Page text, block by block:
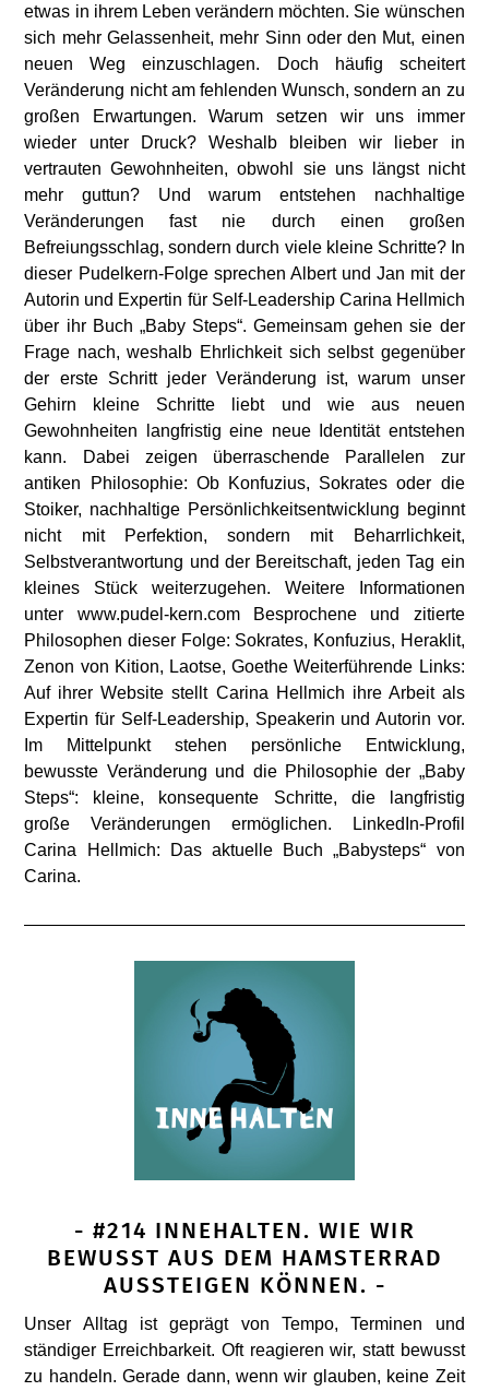
etwas in ihrem Leben verändern möchten. Sie wünschen
sich mehr Gelassenheit, mehr Sinn oder den Mut, einen
neuen Weg einzuschlagen. Doch häufig scheitert
Veränderung nicht am fehlenden Wunsch, sondern an zu
großen Erwartungen. Warum setzen wir uns immer
wieder unter Druck? Weshalb bleiben wir lieber in
vertrauten Gewohnheiten, obwohl sie uns längst nicht
mehr guttun? Und warum entstehen nachhaltige
Veränderungen fast nie durch einen großen
Befreiungsschlag, sondern durch viele kleine Schritte? In
dieser Pudelkern-Folge sprechen Albert und Jan mit der
Autorin und Expertin für Self-Leadership Carina Hellmich
über ihr Buch „Baby Steps“. Gemeinsam gehen sie der
Frage nach, weshalb Ehrlichkeit sich selbst gegenüber
der erste Schritt jeder Veränderung ist, warum unser
Gehirn kleine Schritte liebt und wie aus neuen
Gewohnheiten langfristig eine neue Identität entstehen
kann. Dabei zeigen überraschende Parallelen zur
antiken Philosophie: Ob Konfuzius, Sokrates oder die
Stoiker, nachhaltige Persönlichkeitsentwicklung beginnt
nicht mit Perfektion, sondern mit Beharrlichkeit,
Selbstverantwortung und der Bereitschaft, jeden Tag ein
kleines Stück weiterzugehen. Weitere Informationen
unter www.pudel-kern.com Besprochene und zitierte
Philosophen dieser Folge: Sokrates, Konfuzius, Heraklit,
Zenon von Kition, Laotse, Goethe Weiterführende Links:
Auf ihrer Website stellt Carina Hellmich ihre Arbeit als
Expertin für Self-Leadership, Speakerin und Autorin vor.
Im Mittelpunkt stehen persönliche Entwicklung,
bewusste Veränderung und die Philosophie der „Baby
Steps“: kleine, konsequente Schritte, die langfristig
große Veränderungen ermöglichen. LinkedIn-Profil
Carina Hellmich: Das aktuelle Buch „Babysteps“ von
Carina.
- #214 INNEHALTEN. WIE WIR
BEWUSST AUS DEM HAMSTERRAD
AUSSTEIGEN KÖNNEN. -
Unser Alltag ist geprägt von Tempo, Terminen und
ständiger Erreichbarkeit. Oft reagieren wir, statt bewusst
zu handeln. Gerade dann, wenn wir glauben, keine Zeit